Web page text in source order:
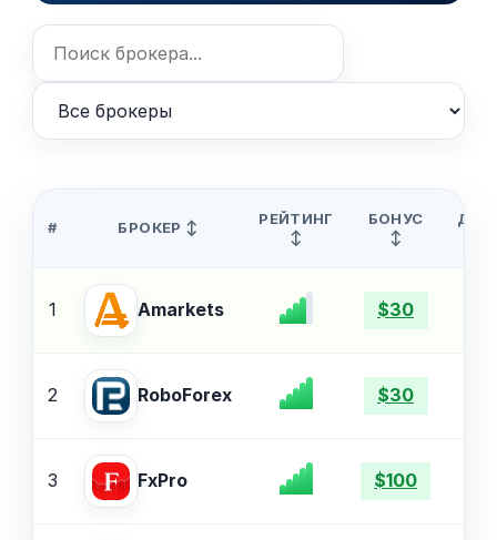
# БРОКЕР ↕
РЕЙТИНГ
↕
БОНУС
↕
1 Amarkets $30
2 RoboForex $30
3 FxPro $100